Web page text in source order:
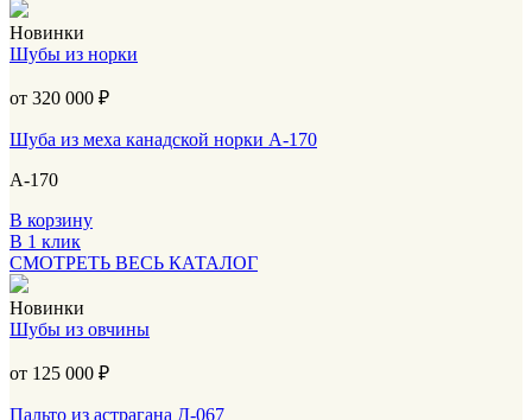
Новинки
Шубы из норки
от 320 000 ₽
Шуба из меха канадской норки А-170
А-170
В корзину
В 1 клик
СМОТРЕТЬ ВЕСЬ КАТАЛОГ
Новинки
Шубы из овчины
от 125 000 ₽
Пальто из астрагана Д-067